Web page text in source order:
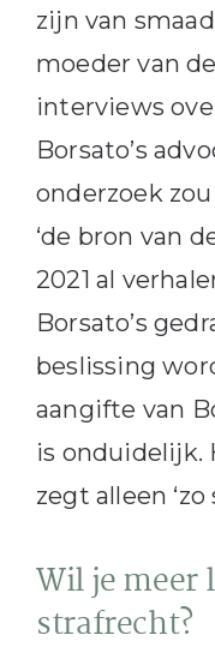
zijn van
moeder van
interviews
Borsato’s
onderzoek
‘de bron van
2021 al
Borsato’s
beslissing
aangifte van
is onduidelijk.
zegt alleen
Wil je meer
strafrecht?